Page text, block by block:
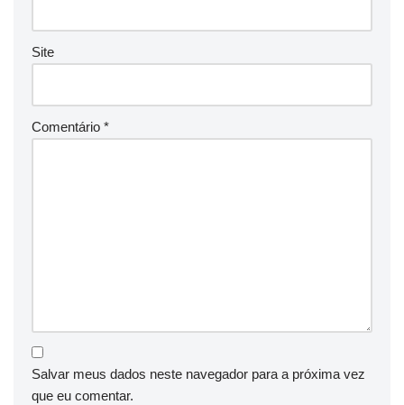
Site
Comentário *
Salvar meus dados neste navegador para a próxima vez
que eu comentar.